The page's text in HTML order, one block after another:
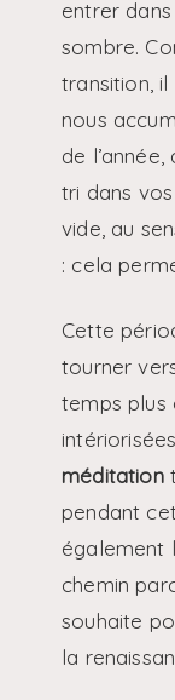
entrer
sombre.
transition, il
nous
de
tri dans
vide, au
: cela
Cette
tourner
temps plus
méditation
pendant
également
chemin
souhaite
la